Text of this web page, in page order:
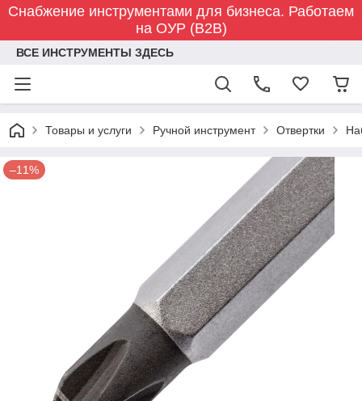
Снабжение инструментами для бизнеса. Работаем
на ОУР (B2B)
ВСЕ ИНСТРУМЕНТЫ ЗДЕСЬ
Товары и услуги Ручной инструмент Отвертки
–11%